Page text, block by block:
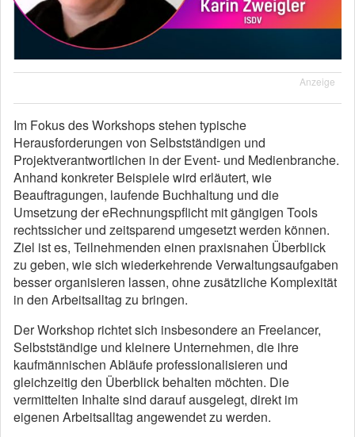
Anzeige
Im Fokus des Workshops stehen typische
Herausforderungen von Selbstständigen und
Projektverantwortlichen in der Event- und Medienbranche.
Anhand konkreter Beispiele wird erläutert, wie
Beauftragungen, laufende Buchhaltung und die
Umsetzung der eRechnungspflicht mit gängigen Tools
rechtssicher und zeitsparend umgesetzt werden können.
Ziel ist es, Teilnehmenden einen praxisnahen Überblick
zu geben, wie sich wiederkehrende Verwaltungsaufgaben
besser organisieren lassen, ohne zusätzliche Komplexität
in den Arbeitsalltag zu bringen.
Der Workshop richtet sich insbesondere an Freelancer,
Selbstständige und kleinere Unternehmen, die ihre
kaufmännischen Abläufe professionalisieren und
gleichzeitig den Überblick behalten möchten. Die
vermittelten Inhalte sind darauf ausgelegt, direkt im
eigenen Arbeitsalltag angewendet zu werden.